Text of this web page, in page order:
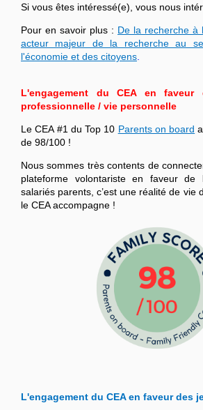
Si vous êtes intéressé(e), vous nous
Pour en savoir plus : De la recherche à
acteur majeur de la recherche au
l'économie et des citoyens
L'engagement du CEA en
professionnelle / vie personnelle
Le CEA #1 du Top 10 Parents on board
de 98/100 !
Nous sommes très contents de
plateforme volontariste en faveur de
salariés parents, c’est une réalité de vie
le CEA accompagne !
L'engagement du CEA en faveur des